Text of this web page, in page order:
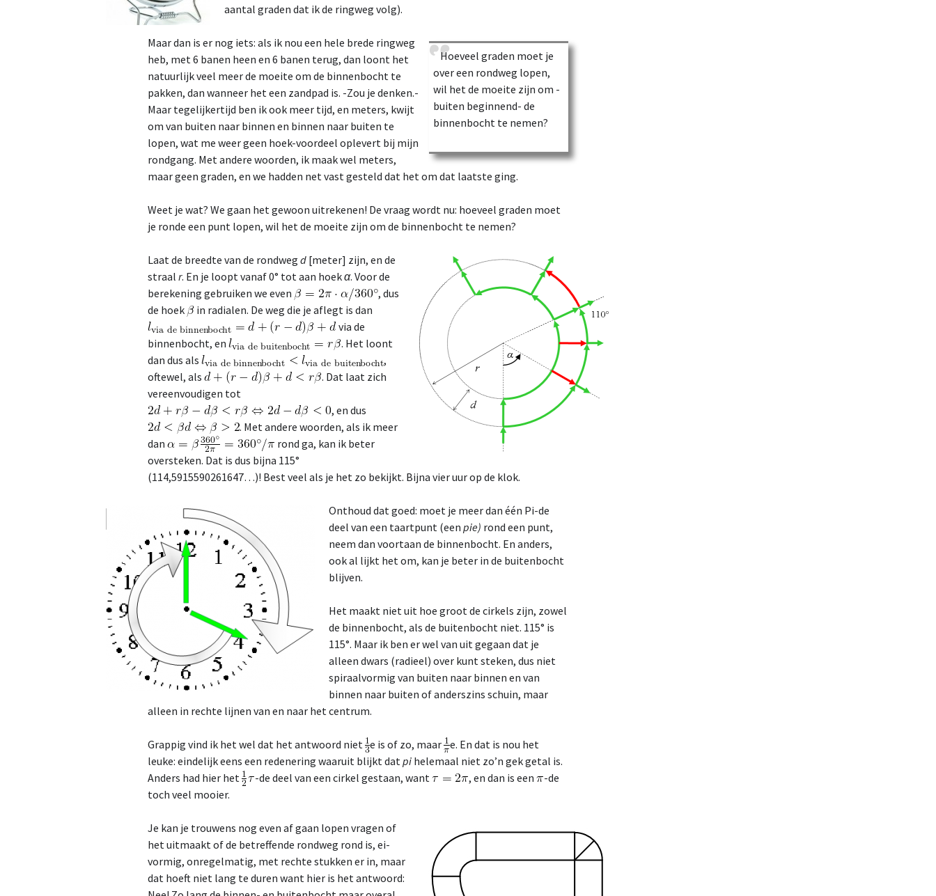
aantal graden dat ik de ringweg volg).
Hoeveel graden moet je
over een rondweg lopen,
wil het de moeite zijn om -
buiten beginnend- de
binnenbocht te nemen?
Maar dan is er nog iets: als ik nou een hele brede ringweg
heb, met 6 banen heen en 6 banen terug, dan loont het
natuurlijk veel meer de moeite om de binnenbocht te
pakken, dan wanneer het een zandpad is. -Zou je denken.-
Maar tegelijkertijd ben ik ook meer tijd, en meters, kwijt
om van buiten naar binnen en binnen naar buiten te
lopen, wat me weer geen hoek-voordeel oplevert bij mijn
rondgang. Met andere woorden, ik maak wel meters,
maar geen graden, en we hadden net vast gesteld dat het om dat laatste ging.
Weet je wat? We gaan het gewoon uitrekenen! De vraag wordt nu: hoeveel graden moet
je ronde een punt lopen, wil het de moeite zijn om de binnenbocht te nemen?
Laat de breedte van de rondweg d [meter] zijn, en de
straal r. En je loopt vanaf 0° tot aan hoekα. Voor de
berekening gebruiken we even
, dus
de hoek
in radialen. De weg die je aflegt is dan
via de
binnenbocht, en
. Het loont
dan dus als
,
oftewel, als
. Dat laat zich
vereenvoudigen tot
, en dus
. Met andere woorden, als ik meer
dan
rond ga, kan ik beter
oversteken. Dat is dus bijna 115°
(114,5915590261647…)! Best veel als je het zo bekijkt. Bijna vier uur op de klok.
Onthoud dat goed: moet je meer dan één Pi-de
deel van een taartpunt (een pie) rond een punt,
neem dan voortaan de binnenbocht. En anders,
ook al lijkt het om, kan je beter in de buitenbocht
blijven.
Het maakt niet uit hoe groot de cirkels zijn, zowel
de binnenbocht, als de buitenbocht niet. 115° is
115°. Maar ik ben er wel van uit gegaan dat je
alleen dwars (radieel) over kunt steken, dus niet
spiraalvormig van buiten naar binnen en van
binnen naar buiten of anderszins schuin, maar
alleen in rechte lijnen van en naar het centrum.
Grappig vind ik het wel dat het antwoord niet e is of zo, maar e. En dat is nou het
leuke: eindelijk eens een redenering waaruit blijkt datpi helemaal niet zo’n gek getal is.
Anders had hier het
-de deel van een cirkel gestaan, want , en dan is een
-de
toch veel mooier.
Je kan je trouwens nog even af gaan lopen vragen of
het uitmaakt of de betreffende rondweg rond is, ei-
vormig, onregelmatig, met rechte stukken er in, maar
dat hoeft niet lang te duren want hier is het antwoord: